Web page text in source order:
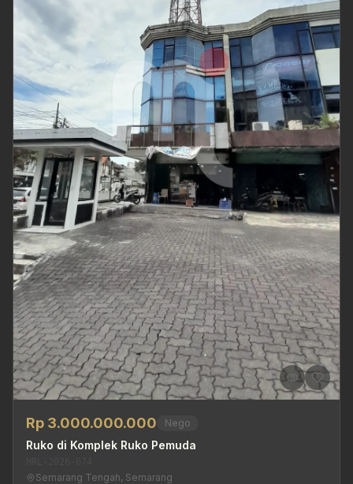
Rp 3.000.000.000 Nego
Ruko di Komplek Ruko Pemuda
Semarang Tengah, Semarang